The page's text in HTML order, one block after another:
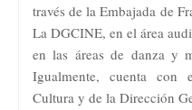
través de la Embajada de
La DGCINE, en el área
en las áreas de danza y
Igualmente, cuenta con
Cultura y de la Dirección